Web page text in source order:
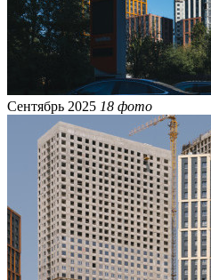
Сентябрь 2025 18 фото